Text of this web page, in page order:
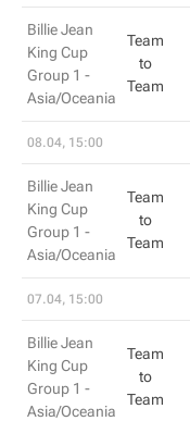
Billie Jean
King Cup
Group 1 -
Asia/Oceania
Team
to
Team
08.04, 15:00
Billie Jean
King Cup
Group 1 -
Asia/Oceania
Team
to
Team
07.04, 15:00
Billie Jean
King Cup
Group 1 -
Asia/Oceania
Team
to
Team